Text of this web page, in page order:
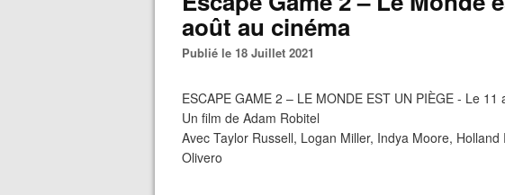
août au cinéma
Publié le 18 Juillet 2021
ESCAPE GAME 2 – LE MONDE EST UN PIÈGE - Le 11
Un film de Adam Robitel
Avec Taylor Russell, Logan Miller, Indya Moore,
Olivero